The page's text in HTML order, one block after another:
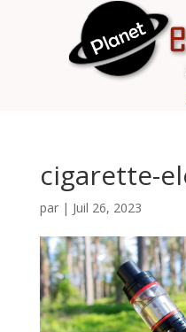
cigarette-
par | Juil 26, 2023